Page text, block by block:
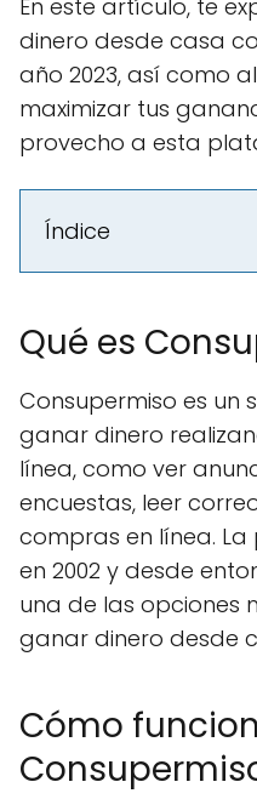
En este artículo, te
dinero desde casa
año 2023, así como
maximizar tus
provecho a esta
Índice
Qué es
Consupermiso es un
ganar dinero
línea, como ver
encuestas, leer
compras en línea.
en 2002 y desde
una de las opciones
ganar dinero desde
Cómo